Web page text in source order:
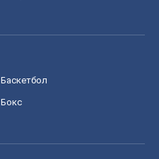
Баскетбол
Бокс